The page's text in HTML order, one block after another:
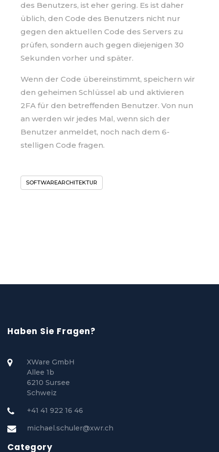
des Benutzers, ist eher gering. Es ist daher
üblich, den Code des Benutzers nicht nur
gegen den aktuellen Code des Servers zu
prüfen, sondern auch gegen diejenigen 30
Sekunden vorher und später.
Wenn der Code übereinstimmt, speichern wir
den geheimen Schlüssel ab und aktivieren
2FA für den betreffenden Benutzer. Von nun
an werden wir jedes Mal, wenn sich der
Benutzer anmeldet, noch nach dem 6-
stelligen Code fragen.
SOFTWAREARCHITEKTUR
Haben Sie Fragen?
XWare GmbH
Allee 1b
6210 Sursee
Schweiz
+41 41 922 16 46
michael.schuler@xwr.ch
Category